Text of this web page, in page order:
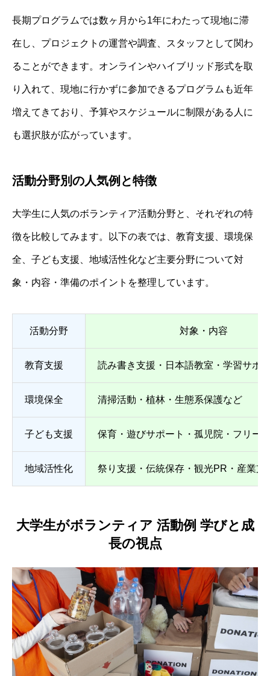
長期プログラムでは数ヶ月から1年にわたって現地に滞
在し、プロジェクトの運営や調査、スタッフとして関わ
ることができます。オンラインやハイブリッド形式を取
り入れて、現地に行かずに参加できるプログラムも近年
増えてきており、予算やスケジュールに制限がある人に
も選択肢が広がっています。
活動分野別の人気例と特徴
大学生に人気のボランティア活動分野と、それぞれの特
徴を比較してみます。以下の表では、教育支援、環境保
全、子ども支援、地域活性化など主要分野について対
象・内容・準備のポイントを整理しています。
活動分野 対象・内容
教育支援 読み書き支援・日本語教室・学習サポ
環境保全 清掃活動・植林・生態系保護など
子ども支援 保育・遊びサポート・孤児院・フリー
地域活性化 祭り支援・伝統保存・観光PR・産業支
大学生がボランティア 活動例 学びと成
長の視点